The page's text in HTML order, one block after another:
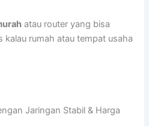
atau router yang bisa
kalau rumah atau tempat usaha
Jaringan Stabil & Harga